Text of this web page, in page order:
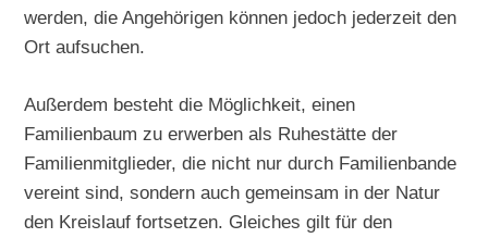
werden, die Angehörigen können jedoch jederzeit den
Ort aufsuchen.
Außerdem besteht die Möglichkeit, einen
Familienbaum zu erwerben als Ruhestätte der
Familienmitglieder, die nicht nur durch Familienbande
vereint sind, sondern auch gemeinsam in der Natur
den Kreislauf fortsetzen. Gleiches gilt für den